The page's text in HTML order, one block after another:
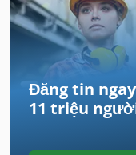
6.000 vòng/phút,
Đăng tin
11 triệu